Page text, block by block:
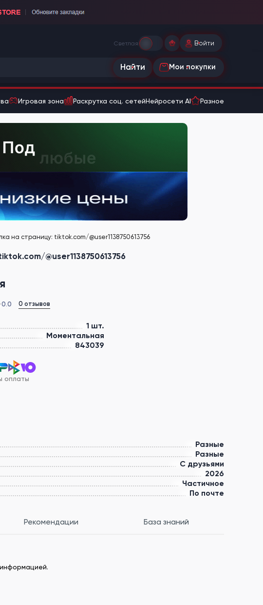
Светлая Войти
Найти Мои покупки
Игровая зона Раскрутка соц. сетейНейросети AI Разное
на страницу: tiktok.com/@user1138750613756
@user1138750613756
0.0 0 отзывов
1 шт.
Моментальная
843039
оплаты
Разные
Разные
С друзьями
2026
Частичное
По почте
Рекомендации База знаний